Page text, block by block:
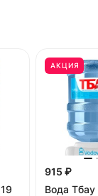
АКЦИЯ
915 ₽
Вода Тбау